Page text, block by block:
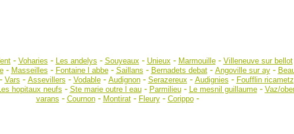
- Voharies - Les andelys - Souyeaux - Unieux - Marmouille- Villeneuve sur bellot
- Masseilles - Fontaine l abbe- Saillans - Bernadets debat- Angoville sur ay-
Vars - Assevillers - Vodable- Audignon- Serazereux - Audignies - Foufflin ricametz
hopitaux neufs - Ste marie outre l eau- Parmilieu- Le mesnil guillaume- Vaz/
varans - Cournon- Montirat- Fleury- Corippo-